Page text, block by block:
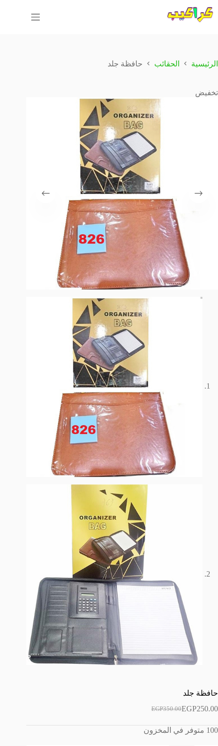
إلى
المحتوى
الرئيسية الحقائب حافظة جلد
تخفيض
حافظة جلد
EGP350.00
السعر
هو:
EGP250.00
السعر
هو:
100 متوفر في المخزون